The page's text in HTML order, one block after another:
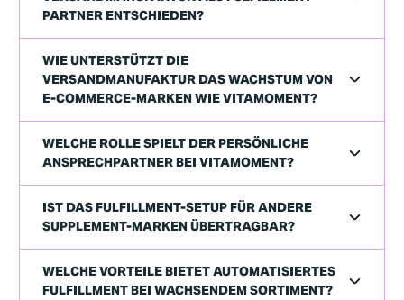
PARTNER ENTSCHIEDEN?
WIE UNTERSTÜTZT DIE
VERSANDMANUFAKTUR DAS WACHSTUM VON
E-COMMERCE-MARKEN WIE VITAMOMENT?
WELCHE ROLLE SPIELT DER PERSÖNLICHE
ANSPRECHPARTNER BEI VITAMOMENT?
IST DAS FULFILLMENT-SETUP FÜR ANDERE
SUPPLEMENT-MARKEN ÜBERTRAGBAR?
WELCHE VORTEILE BIETET AUTOMATISIERTES
FULFILLMENT BEI WACHSENDEM SORTIMENT?